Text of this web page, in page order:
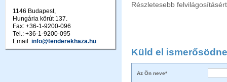
1146 Budapest,
Hungária körút 137.
Fax: +36-1-9200-096
Tel.: +36-1-9200-095
Email: info@tenderekhaza.hu
Részletesebb
Küld el
Az Ön neve*